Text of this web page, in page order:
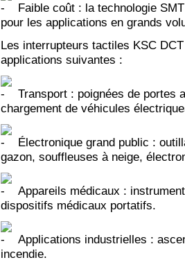
Faible coût : la technologie
pour les applications en grands
Les interrupteurs tactiles KSC
applications suivantes :
Transport : poignées de portes
chargement de véhicules
Électronique grand public :
gazon, souffleuses à neige,
Appareils médicaux :
dispositifs médicaux portatifs.
Applications industrielles :
incendie.